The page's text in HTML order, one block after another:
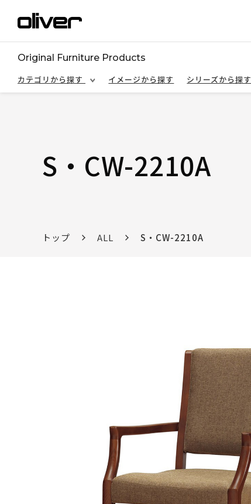
Original Furniture Products
カテゴリから探す
イメージから探す シリーズから探す
S・CW-2210A
トップ ALL S・CW-2210A